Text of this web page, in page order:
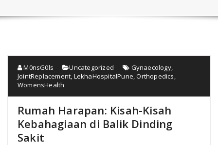
M0nsG0ls Uncategorized Gynaecology,
JointReplacement LekhaHospitalPune ,Orthopedics
WomensHealth
Rumah Harapan: Kisah-Kisah
Kebahagiaan di Balik Dinding
Sakit